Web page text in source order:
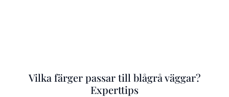
Vilka färger passar till blågrå väggar?
Experttips